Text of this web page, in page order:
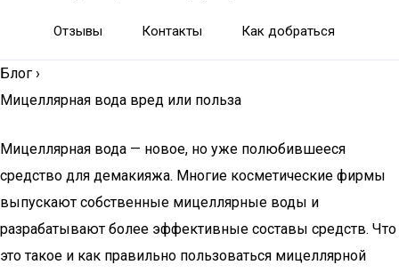
Отзывы Контакты Как добраться
Блог ›
Мицеллярная вода вред или польза
Мицеллярная вода — новое, но уже полюбившееся
средство для демакияжа. Многие косметические фирмы
выпускают собственные мицеллярные воды и
разрабатывают более эффективные составы средств. Что
это такое и как правильно пользоваться мицеллярной